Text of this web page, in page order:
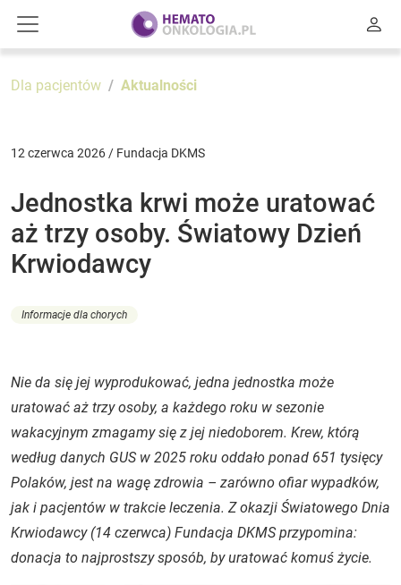
Dla pacjentów Aktualności
12 czerwca 2026 / Fundacja DKMS
Jednostka krwi może uratować
aż trzy osoby. Światowy Dzień
Krwiodawcy
Informacje dla chorych
Nie da się jej wyprodukować, jedna jednostka może
uratować aż trzy osoby, a każdego roku w sezonie
wakacyjnym zmagamy się z jej niedoborem. Krew, którą
według danych GUS w 2025 roku oddało ponad 651 tysięcy
Polaków, jest na wagę zdrowia – zarówno ofiar wypadków,
jak i pacjentów w trakcie leczenia. Z okazji Światowego Dnia
Krwiodawcy (14 czerwca) Fundacja DKMS przypomina:
donacja to najprostszy sposób, by uratować komuś życie.